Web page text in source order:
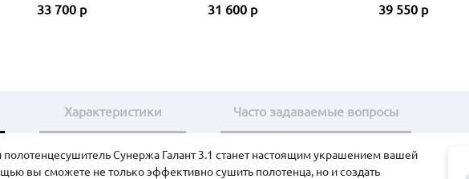
МАТОВЫЙ ЧЁРНЫЙ
33 700 р
НЕРЖАВЕЮЩАЯ СТАЛЬ
31 600 р
МАТОВЫЙ ЧЁРНЫЙ
39 550 р
Характеристики Часто задаваемые вопросы
Сунержа Галант 3.1 станет настоящим украшением вашей
вы сможете не только эффективно сушить полотенца, но и создать